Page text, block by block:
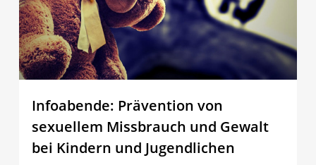
Infoabende: Prävention von
sexuellem Missbrauch und Gewalt
bei Kindern und Jugendlichen